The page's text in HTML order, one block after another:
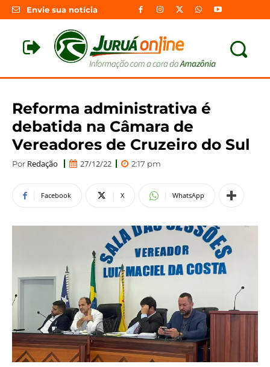
Envie sua notícia
Reforma administrativa é
debatida na Câmara de
Vereadores de Cruzeiro do Sul
Por Redação 27/12/22 2:17 pm
Facebook X WhatsApp